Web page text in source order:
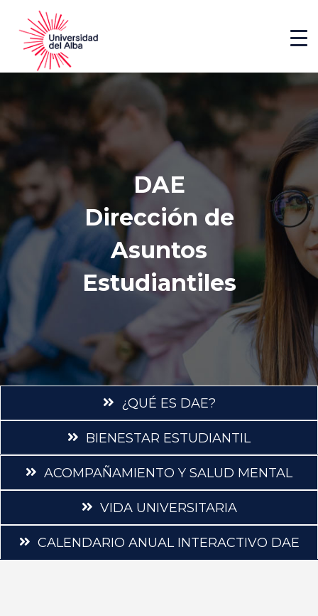
DAE
Dirección de
Asuntos
Estudiantiles
¿QUÉ ES DAE?
BIENESTAR ESTUDIANTIL
ACOMPAÑAMIENTO Y SALUD MENTAL
VIDA UNIVERSITARIA
CALENDARIO ANUAL INTERACTIVO DAE